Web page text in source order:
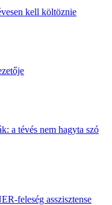
kell költöznie
a tévés nem hagyta szó
feleség asszisztense